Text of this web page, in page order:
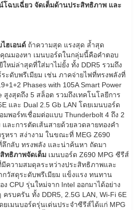
โฉบเฉี่ยว จัดเต็มด้านประสิทธิภาพ และ
ฮเอนด์ ถ้าความสุด แรงสุด ล้ำสุด
ณมองหา เมนบอร์ดในกลุ่มนี้คือคำตอบ
หม่ล่าสุดที่ใส่มาไม่ยั้ง ทั้ง DDR5 รวมถึง
ระดับพรีเมียม เช่น ภาคจ่ายไฟที่ทรงพลังที่
Phases with 105A Smart Power
สูงสุดถึง 5 สล็อต รวมถึงเทคโนโลยีการ
และ Dual 2.5 Gb LAN โดยเมนบอร์ด
มพอร์ทเชื่อมต่อแบบ Thunderbolt 4 ถึง 2
และการตัดเส้นสายด้วยลวดลายทองคำ
หรา สง่างาม ในขณะที่ MEG Z690
ลึกลับ ทรงพลัง และน่าค้นหา ถัดมา
ทธิภาพจัดเต็ม เมนบอร์ด Z690 MPG ซีรีส์
มีความสมดุลระหว่างประสิทธิภาพและ
กวัสดุระดับพรีเมียม แข็งแรง ทนทาน
CPU รุ่นใหม่จาก Intel ออกมาได้อย่าง
ครบครัน ทั้ง DDR5, 2.5G LAN, Wi-Fi 6E
ยเมนบอร์ดรุ่นเด่นประจำซีรีส์ได้แก่ MPG